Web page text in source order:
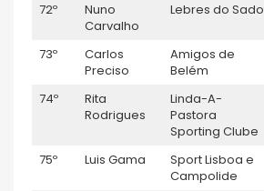
72º
Nuno
Carvalho
Lebres do Sado
73º
Carlos
Preciso
Amigos de
Belém
74º
Rita
Rodrigues
Linda-A-
Pastora
Sporting Clube
75º Luis Gama
Sport Lisboa e
Campolide